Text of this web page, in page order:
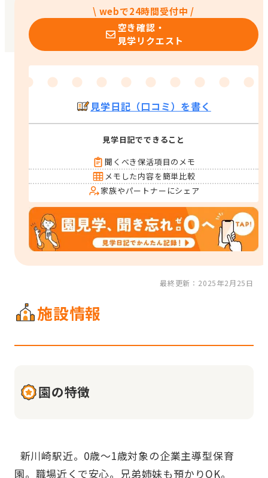
\ webで24時間受付中 /
空き確認・
見学リクエスト
見学日記（口コミ）を書く
見学日記でできること
聞くべき保活項目のメモ
メモした内容を簡単比較
家族やパートナーにシェア
最終更新：2025年2月25日
施設情報
園の特徴